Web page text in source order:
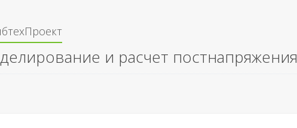
и расчет постнапряжения